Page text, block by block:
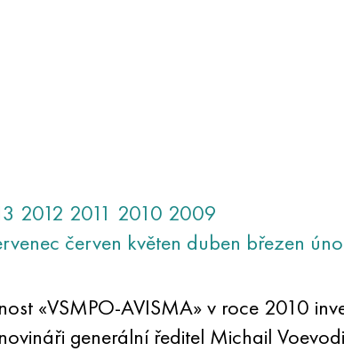
2012 2011 2010 2009
červen květen duben březen
«VSMPO-AVISMA» v roce 2010
generální ředitel Michail